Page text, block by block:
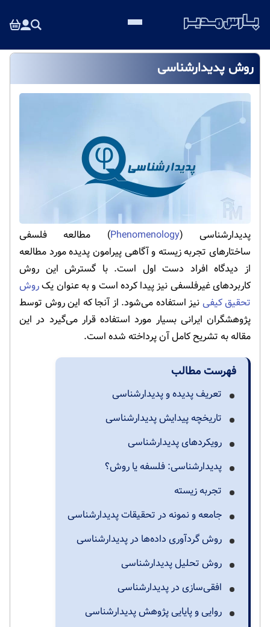
روش پدیدارشناسی
پدیدارشناسی (Phenomenology) مطالعه فلسفی
ساختارهای تجربه زیسته و آگاهی پیرامون پدیده مورد مطالعه
از دیدگاه افراد دست اول است. با گسترش این روش
کاربردهای غیرفلسفی نیز پیدا کرده است و به عنوان یکروش
تحقیق کیفی نیز استفاده می‌شود. از آنجا که این روش توسط
پژوهشگران ایرانی بسیار مورد استفاده قرار می‌گیرد در این
مقاله به تشریح کامل آن پرداخته شده است.
فهرست مطالب
تعریف پدیده و پدیدارشناسی
تاریخچه پیدایش پدیدارشناسی
رویکردهای پدیدارشناسی
پدیدارشناسی: فلسفه یا روش؟
تجربه زیسته
جامعه و نمونه در تحقیقات پدیدارشناسی
روش گردآوری داده‌ها در پدیدارشناسی
روش تحلیل پدیدارشناسی
افقی‌سازی در پدیدارشناسی
روایی و پایایی پژوهش پدیدارشناسی